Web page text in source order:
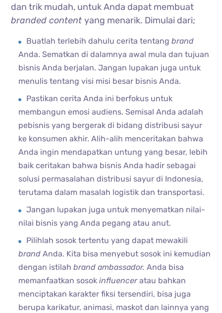
dan trik mudah, untuk Anda dapat membuat
branded contentyang menarik. Dimulai dari;
Buatlah terlebih dahulu cerita tentangbrand
Anda. Sematkan di dalamnya awal mula dan tujuan
bisnis Anda berjalan. Jangan lupakan juga untuk
menulis tentang visi misi besar bisnis Anda.
Pastikan cerita Anda ini berfokus untuk
membangun emosi audiens. Semisal Anda adalah
pebisnis yang bergerak di bidang distribusi sayur
ke konsumen akhir. Alih-alih menceritakan bahwa
Anda ingin mendapatkan untung yang besar, lebih
baik ceritakan bahwa bisnis Anda hadir sebagai
solusi permasalahan distribusi sayur di Indonesia,
terutama dalam masalah logistik dan transportasi.
Jangan lupakan juga untuk menyematkan nilai-
nilai bisnis yang Anda pegang atau anut.
Pilihlah sosok tertentu yang dapat mewakili
brandAnda. Kita bisa menyebut sosok ini kemudian
dengan istilahbrand ambassador.Anda bisa
memanfaatkan sosokinfluenceratau bahkan
menciptakan karakter fiksi tersendiri, bisa juga
berupa karikatur, animasi, maskot dan lainnya yang